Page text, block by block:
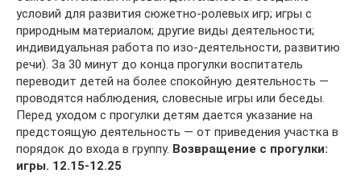
условий для развития сюжетно-ролевых игр; игры с
природным материалом; другие виды деятельности;
индивидуальная работа по изо-деятельности, развитию
речи). За 30 минут до конца прогулки воспитатель
переводит детей на более спокойную деятельность —
проводятся наблюдения, словесные игры или беседы.
Перед уходом с прогулки детям дается указание на
предстоящую деятельность — от приведения участка в
порядок до входа в группу. Возвращение с прогулки:
игры. 12.15-12.25